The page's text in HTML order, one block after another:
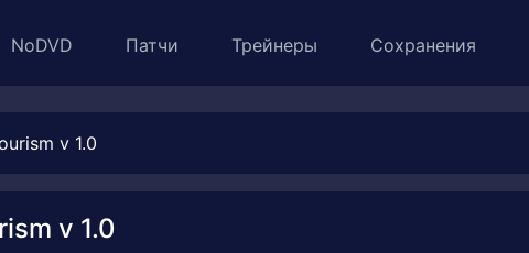
NoDVD Патчи Трейнеры Сохранения
v 1.0
v 1.0